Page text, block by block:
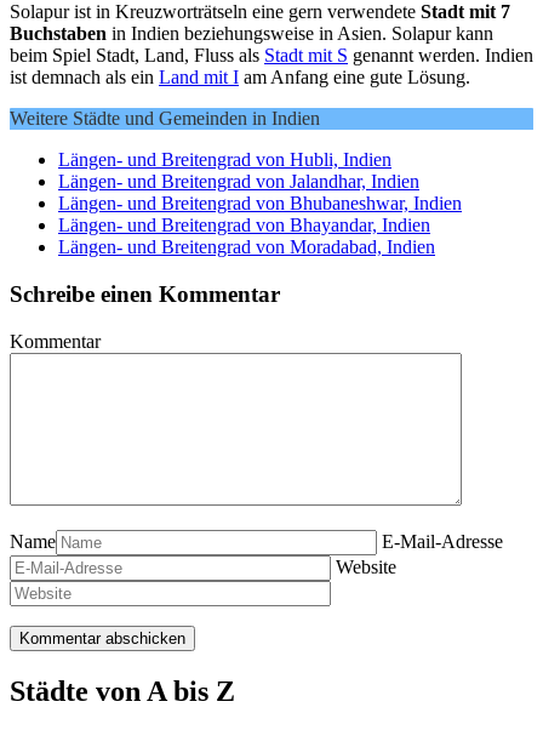
Solapur ist in Kreuzworträtseln eine gern verwendete Stadt mit 7
Buchstaben in Indien beziehungsweise in Asien. Solapur kann
beim Spiel Stadt, Land, Fluss als Stadt mit S genannt werden. Indien
ist demnach als ein Land mit I am Anfang eine gute Lösung.
Weitere Städte und Gemeinden in Indien
Längen- und Breitengrad von Hubli, Indien
Längen- und Breitengrad von Jalandhar, Indien
Längen- und Breitengrad von Bhubaneshwar, Indien
Längen- und Breitengrad von Bhayandar, Indien
Längen- und Breitengrad von Moradabad, Indien
Schreibe einen Kommentar
Kommentar
Name
E-Mail-Adresse
Website
Städte von A bis Z